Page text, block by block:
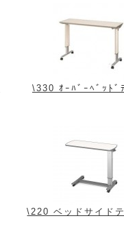
\330 ｵｰﾊﾞｰﾍﾞｯﾄﾞ
\220 ベッドサイド